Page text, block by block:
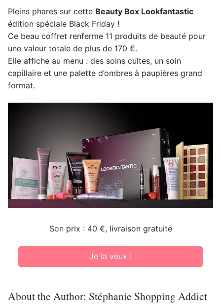
Pleins phares sur cette Beauty Box Lookfantastic
édition spéciale Black Friday !
Ce beau coffret renferme 11 produits de beauté pour
une valeur totale de plus de 170 €.
Elle affiche au menu : des soins cultes, un soin
capillaire et une palette d’ombres à paupières grand
format.
Son prix : 40 €, livraison gratuite
Je la veux !
About the Author: Stéphanie Shopping Addict